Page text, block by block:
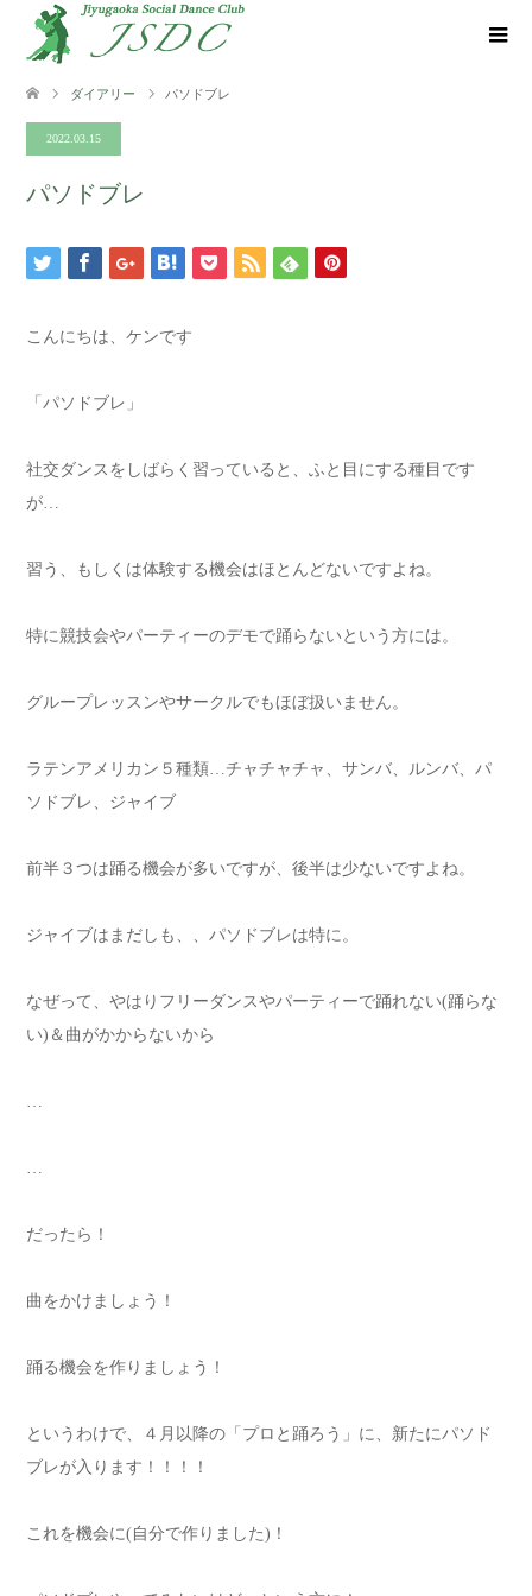
ダイアリー パソドブレ
2022.03.15
パソドブレ
こんにちは、ケンです
「パソドブレ」
社交ダンスをしばらく習っていると、ふと目にする種目です
が…
習う、もしくは体験する機会はほとんどないですよね。
特に競技会やパーティーのデモで踊らないという方には。
グループレッスンやサークルでもほぼ扱いません。
ラテンアメリカン５種類…チャチャチャ、サンバ、ルンバ、パ
ソドブレ、ジャイブ
前半３つは踊る機会が多いですが、後半は少ないですよね。
ジャイブはまだしも、、パソドブレは特に。
なぜって、やはりフリーダンスやパーティーで踊れない(踊らな
い)＆曲がかからないから
…
…
だったら！
曲をかけましょう！
踊る機会を作りましょう！
というわけで、４月以降の「プロと踊ろう」に、新たにパソド
ブレが入ります！！！！
これを機会に(自分で作りました)！